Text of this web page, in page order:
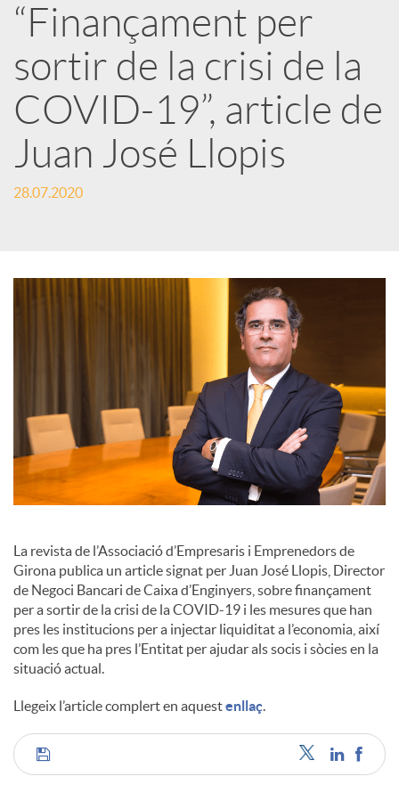
x
e
s
S
a
l
s
“Finançament per
sortir de la crisi de la
COVID-19”, article de
Juan José Llopis
28.07.2020
La revista de l’Associació d’Empresaris i Emprenedors de
Girona publica un article signat per Juan José Llopis, Director
de Negoci Bancari de Caixa d’Enginyers, sobre finançament
per a sortir de la crisi de la COVID-19 i les mesures que han
pres les institucions per a injectar liquiditat a l’economia, així
com les que ha pres l’Entitat per ajudar als socis i sòcies en la
situació actual.
Llegeix l’article complert en aquestenllaç.
C